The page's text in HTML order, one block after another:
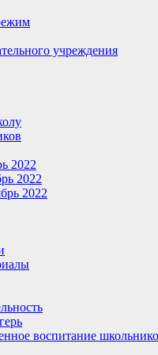
учреждения
2022
2022
2022
воспитание